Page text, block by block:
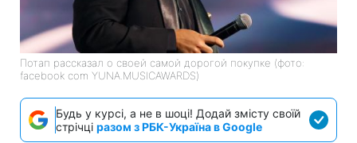
Потап рассказал о своей самой дорогой покупке (фото:
facebook com YUNA.MUSICAWARDS)
Будь у курсі, а не в шоці! Додай змісту своїй
стрічці разом з РБК-Україна в Google